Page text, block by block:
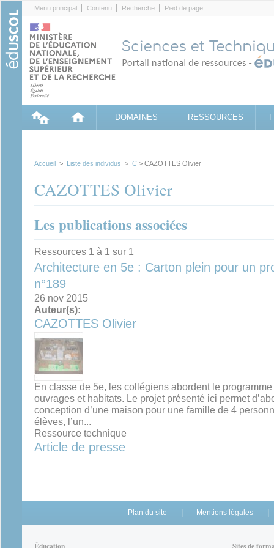
Menu principal Contenu Recherche Pied de page
DOMAINES RESSOURCES
Accueil > Liste des individus > C > CAZOTTES Olivier
CAZOTTES Olivier
Les publications associées
Ressources 1 à 1 sur 1
Architecture en 5e : Carton plein pour un
n°189
26 nov 2015
Auteur(s):
CAZOTTES Olivier
En classe de 5e, les collégiens abordent le
ouvrages et habitats. Le projet présenté ici permet
conception d’une maison pour une famille de 4
élèves, l’un...
Ressource technique
Article de presse
Plan du site Mentions légales
Éducation Sites de